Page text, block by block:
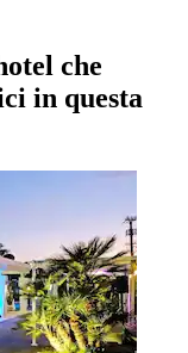
che
in questa